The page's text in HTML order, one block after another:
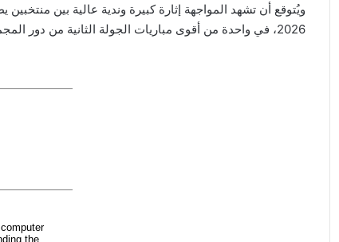
ويُتوقع أن تشهد المواجهة إثارة كبيرة وندية عالية بين
2026، في واحدة من أقوى مباريات الجولة الثانية من دور المجموعات.